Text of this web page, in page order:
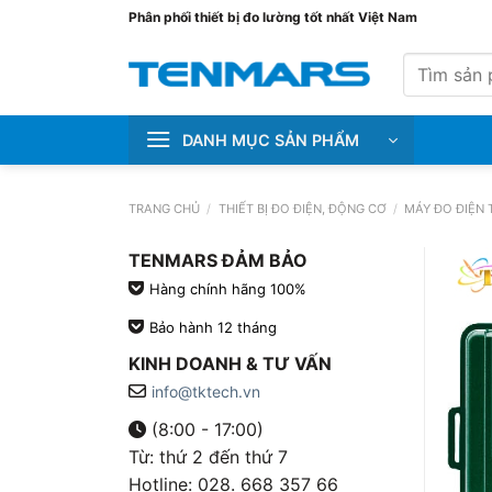
Phân phối thiết bị đo lường tốt nhất Việt Nam
kiếm:
DANH MỤC SẢN PHẨM
TRANG CHỦ / THIẾT BỊ ĐO ĐIỆN, ĐỘNG CƠ / MÁY ĐO ĐIỆN
TENMARS ĐẢM BẢO
Hàng chính hãng 100%
Bảo hành 12 tháng
KINH DOANH & TƯ VẤN
info@tktech.vn
(8:00 - 17:00)
Từ: thứ 2 đến thứ 7
Hotline: 028. 668 357 66